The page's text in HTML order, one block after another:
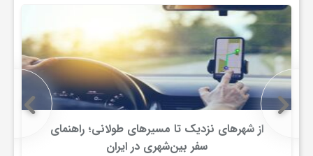
از شهرهای نزدیک تا مسیرهای طولانی؛ راهنمای
سفر بین‌شهری در ایران